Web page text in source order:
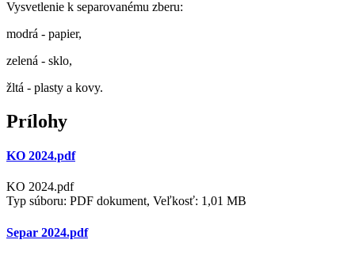
Vysvetlenie k separovanému zberu:
modrá - papier,
zelená - sklo,
žltá - plasty a kovy.
Prílohy
KO 2024.pdf
KO 2024.pdf
Typ súboru: PDF dokument, Veľkosť: 1,01 MB
Separ 2024.pdf